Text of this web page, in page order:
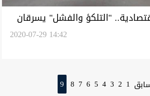
"التلكؤ والفشل" يسرقان
2020-07-29 14:42
1
2
3
4
5
6
7
8
9